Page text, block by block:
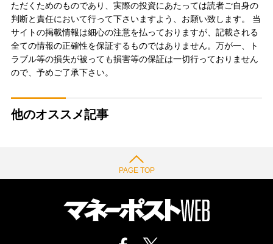
ただくためのものであり、実際の投資にあたっては読者ご自身の
判断と責任において行って下さいますよう、お願い致します。 当
サイトの掲載情報は細心の注意を払っておりますが、記載される
全ての情報の正確性を保証するものではありません。万が一、ト
ラブル等の損失が被っても損害等の保証は一切行っておりません
ので、予めご了承下さい。
他のオススメ記事
PAGE TOP